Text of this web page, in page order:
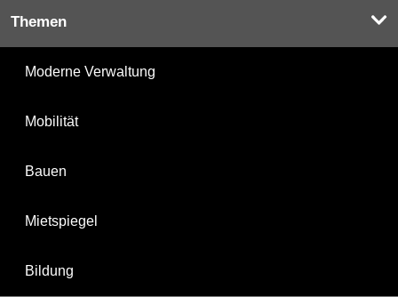
Themen
Moderne Verwaltung
Mobilität
Bauen
Mietspiegel
Bildung